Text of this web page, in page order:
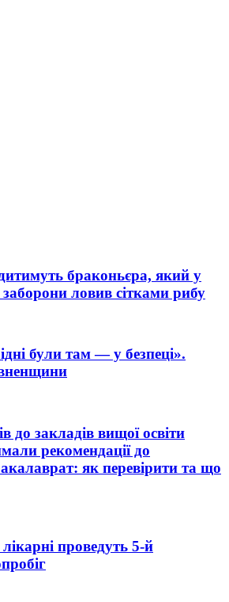
браконьєра, який у
заборони ловив сітками рибу
були там — у безпеці».
до закладів вищої освіти
рекомендації до
як перевірити та що
проведуть 5-й